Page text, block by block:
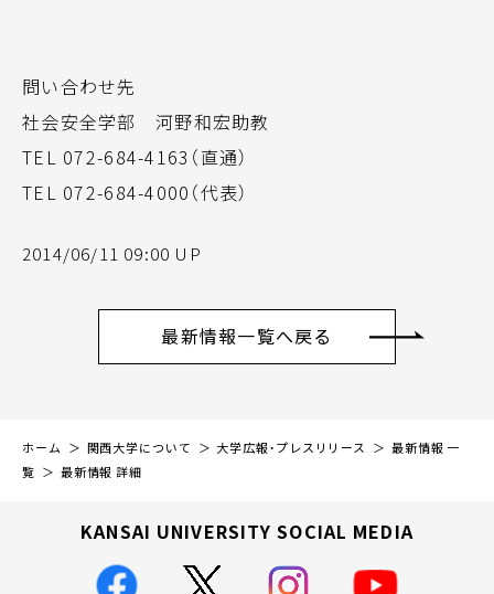
問い合わせ先
社会安全学部 河野和宏助教
TEL 072-684-4163（直通）
TEL 072-684-4000（代表）
2014/06/11 09:00 UP
最新情報一覧へ戻る
ホーム 関西大学について 大学広報・プレスリリース
最新情報 一
覧
最新情報 詳細
KANSAI UNIVERSITY SOCIAL MEDIA